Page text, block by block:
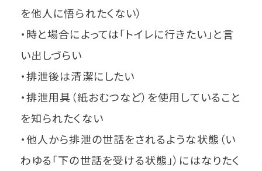
を他人に悟られたくない）
・時と場合によっては「トイレに行きたい」と言
い出しづらい
・排泄後は清潔にしたい
・排泄用具（紙おむつなど）を使用していること
を知られたくない
・他人から排泄の世話をされるような状態（い
わゆる「下の世話を受ける状態」）にはなりたく